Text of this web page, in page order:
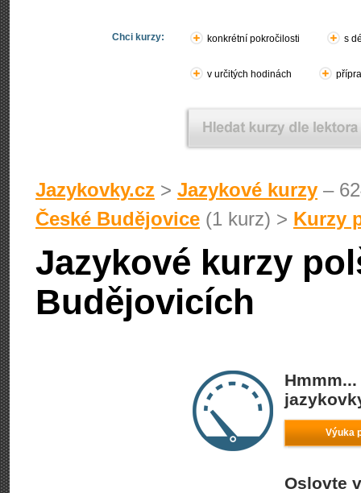
Chci kurzy: konkrétní pokročilosti s
v určitých hodinách
Jazykovky.cz > Jazykové kurzy –
České Budějovice (1 kurz) > Kurzy
Jazykové kurzy
Budějovicích
Výuka
Oslovte